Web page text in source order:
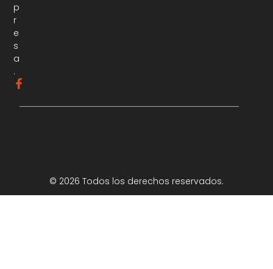
p
r
e
s
a
.
© 2026 Todos los derechos reservados.